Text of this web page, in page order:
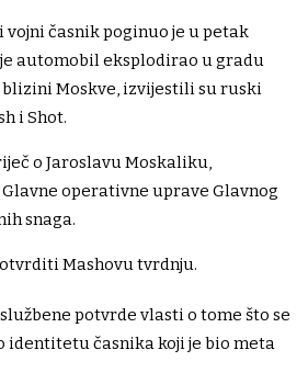
vojni časnik poginuo je u petak
automobil eksplodirao u gradu
Moskve, izvijestili su ruski
i Shot.
o Jaroslavu Moskaliku,
operativne uprave Glavnog
snaga.
Mashovu tvrdnju.
potvrde vlasti o tome što se
identitetu časnika koji je bio meta